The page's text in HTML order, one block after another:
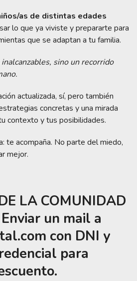
as de distintas edades
lo que ya viviste y prepararte para
que se adaptan a tu familia.
sino un recorrido
actualizada, sí, pero también
concretas y una mirada
contexto y tus posibilidades.
te acompaña. No parte del miedo,
mejor.
LA COMUNIDAD
un mail a
con DNI y
para